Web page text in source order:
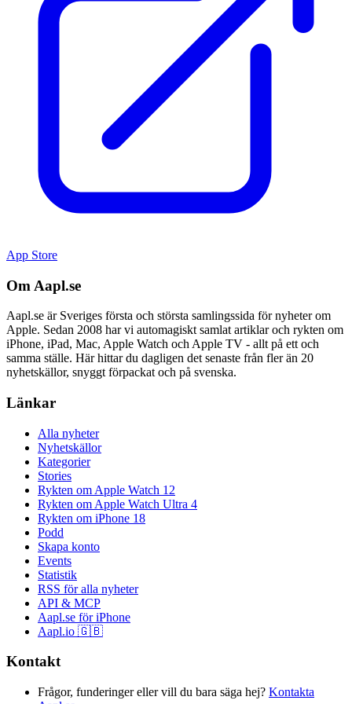
App Store
Om Aapl.se
Aapl.se är Sveriges första och största samlingssida för nyheter om
Apple. Sedan 2008 har vi automagiskt samlat artiklar och rykten om
iPhone, iPad, Mac, Apple Watch och Apple TV - allt på ett och
samma ställe. Här hittar du dagligen det senaste från fler än 20
nyhetskällor, snyggt förpackat och på svenska.
Länkar
Alla nyheter
Nyhetskällor
Kategorier
Stories
Rykten om Apple Watch 12
Rykten om Apple Watch Ultra 4
Rykten om iPhone 18
Podd
Skapa konto
Events
Statistik
RSS för alla nyheter
API & MCP
Aapl.se för iPhone
Aapl.io 🇬🇧
Kontakt
Frågor, funderinger eller vill du bara säga hej? Kontakta